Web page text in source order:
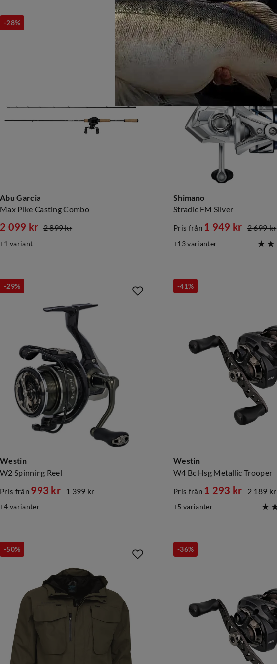
Abu Garcia
Max Pike Casting Combo
-28%
price
2 099 kr
price
2 899 kr
1 variant
Shimano
Stradic FM Silver
-28%
price
Pris från 1 949 kr
price
2 699 kr
13 varianter
Westin
W2 Spinning Reel
-29%
price
Pris från 993 kr
price
1 399 kr
4 varianter
Westin
W4 Bc Hsg Metallic Trooper
-41%
price
Pris från 1 293 kr
price
2 189 kr
5 varianter
-50% -36%